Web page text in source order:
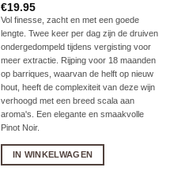
€19.95
Vol finesse, zacht en met een goede
lengte. Twee keer per dag zijn de druiven
ondergedompeld tijdens vergisting voor
meer extractie. Rijping voor 18 maanden
op barriques, waarvan de helft op nieuw
hout, heeft de complexiteit van deze wijn
verhoogd met een breed scala aan
aroma's. Een elegante en smaakvolle
Pinot Noir.
IN WINKELWAGEN